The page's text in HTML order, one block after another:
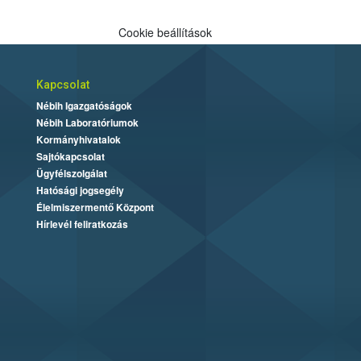
Cookie beállítások
Kapcsolat
Nébih Igazgatóságok
Nébih Laboratóriumok
Kormányhivatalok
Sajtókapcsolat
Ügyfélszolgálat
Hatósági jogsegély
Élelmiszermentő Központ
Hírlevél feliratkozás